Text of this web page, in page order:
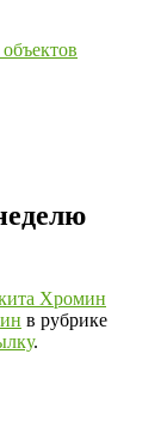
Хромин
в рубрике
.